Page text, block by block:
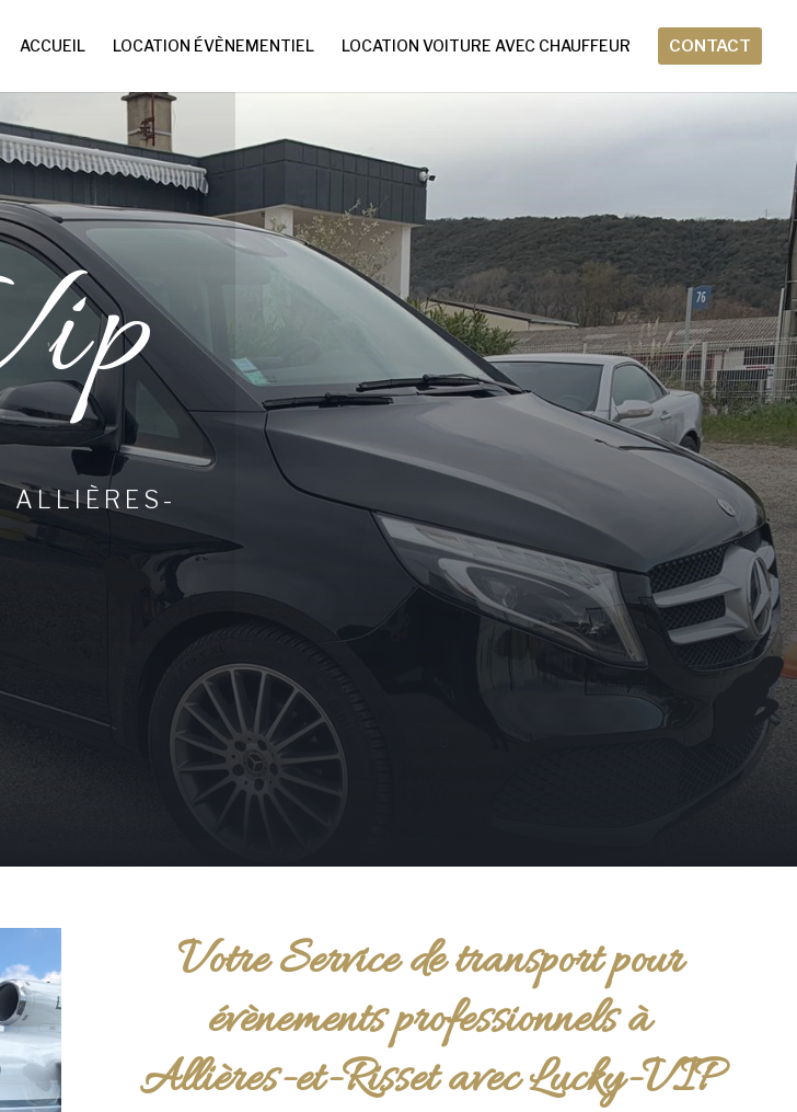
ACCUEIL LOCATION ÉVÈNEMENTIEL LOCATION VOITURE AVEC CHAUFFEUR CONTACT
ALLIÈRES-
Votre Service de transport pour
évènements professionnels à
Allières-et-Risset avec Lucky-VIP